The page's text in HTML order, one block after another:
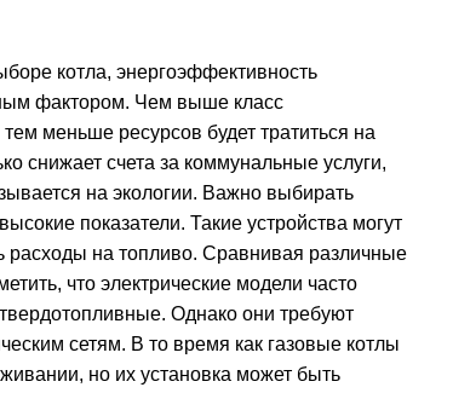
котла, энергоэффективность
фактором. Чем выше класс
меньше ресурсов будет тратиться на
снижает счета за коммунальные услуги,
на экологии. Важно выбирать
показатели. Такие устройства могут
расходы на топливо. Сравнивая различные
что электрические модели часто
Однако они требуют
сетям. В то время как газовые котлы
но их установка может быть